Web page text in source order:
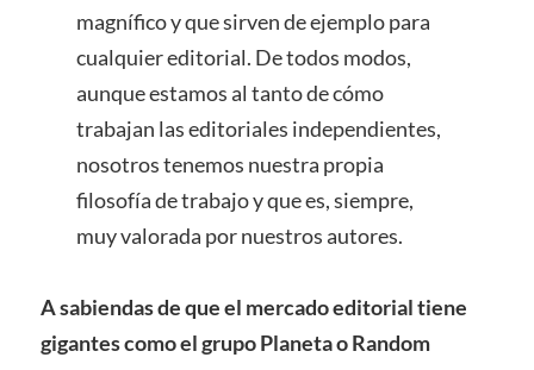
magnífico y que sirven de ejemplo para
cualquier editorial. De todos modos,
aunque estamos al tanto de cómo
trabajan las editoriales independientes,
nosotros tenemos nuestra propia
filosofía de trabajo y que es, siempre,
muy valorada por nuestros autores.
A sabiendas de que el mercado editorial tiene
gigantes como el grupo Planeta o Random